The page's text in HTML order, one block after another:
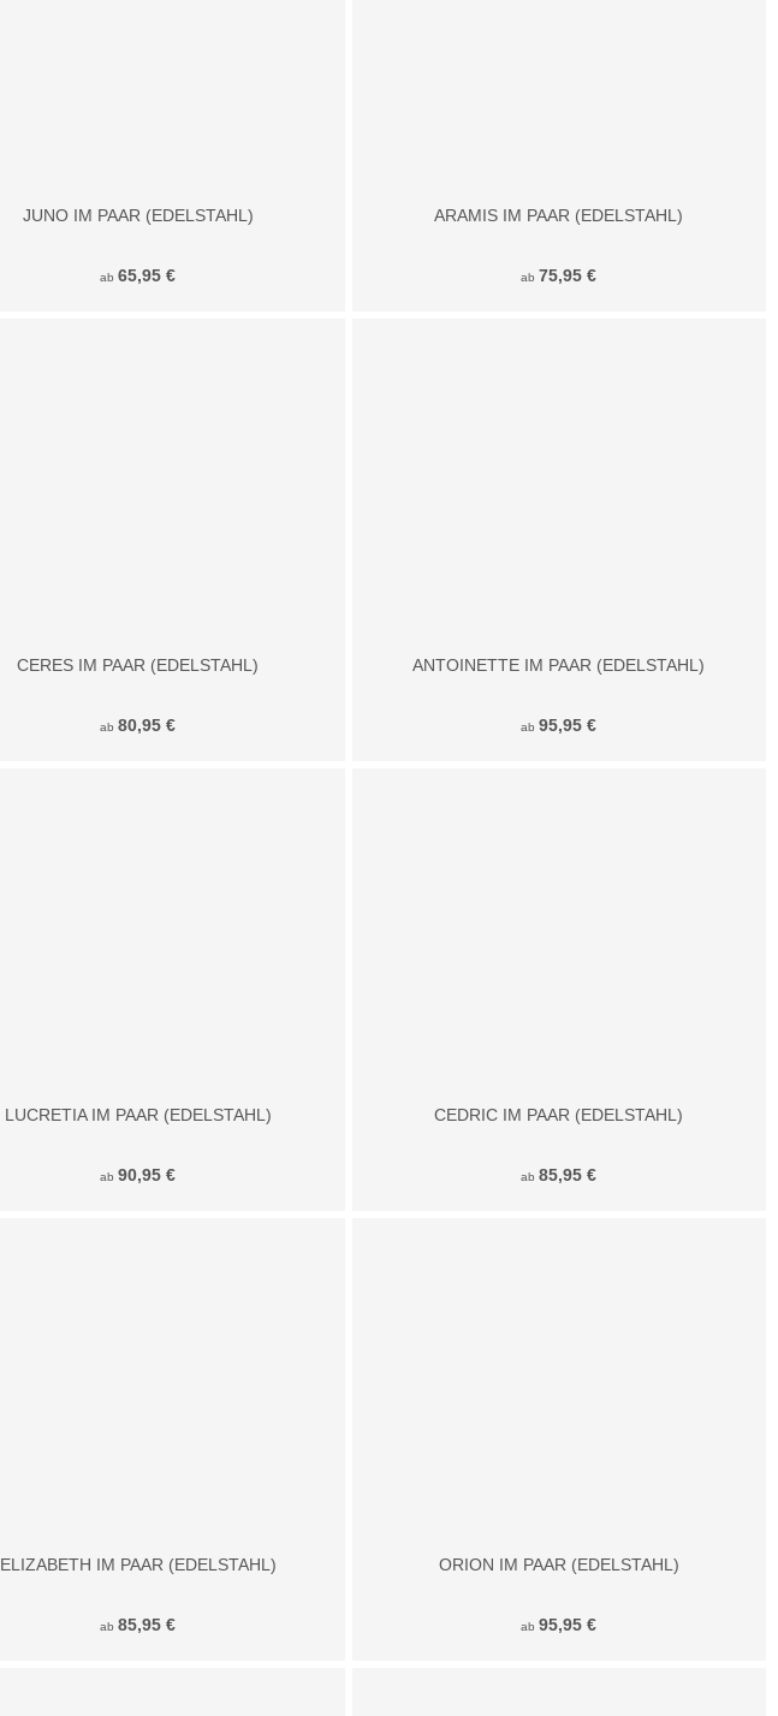
JUNO IM PAAR (EDELSTAHL)
ab65,95 €
ARAMIS IM PAAR (EDELSTAHL)
ab 75,95 €
CERES IM PAAR (EDELSTAHL)
ab80,95 €
ANTOINETTE IM PAAR (EDELSTAHL)
ab95,95 €
LUCRETIA IM PAAR (EDELSTAHL)
ab90,95 €
CEDRIC IM PAAR (EDELSTAHL)
ab85,95 €
ELIZABETH IM PAAR (EDELSTAHL)
ab85,95 €
ORION IM PAAR (EDELSTAHL)
ab95,95 €